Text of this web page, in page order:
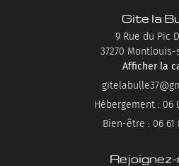
Gite la
9 Rue du Pic
37270
Afficher la
Hébergement : 06
Bien-être : 06 61